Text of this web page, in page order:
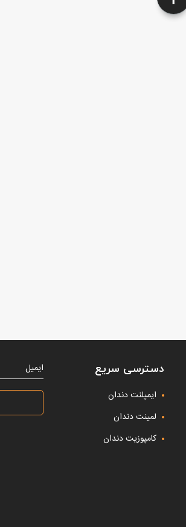
دسترسی سریع
ایمپلنت دندان
لمینت دندان
کامپوزیت دندان
ایمیل